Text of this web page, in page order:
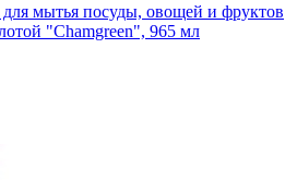
мытья посуды, овощей и фруктов
"Chamgreen", 965 мл